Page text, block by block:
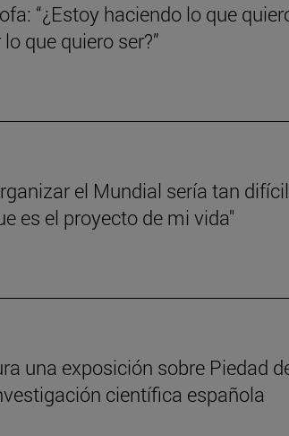
“¿Estoy haciendo lo que
que quiero ser?”
el Mundial sería tan
es el proyecto de mi vida"
una exposición sobre Piedad
científica española